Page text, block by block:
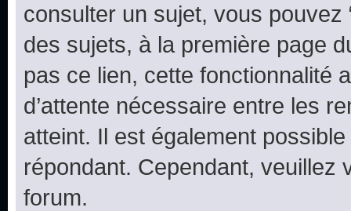
consulter un sujet, vous pouvez
des sujets, à la première page
pas ce lien, cette fonctionnalité
d’attente nécessaire entre les
atteint. Il est également
répondant. Cependant,
forum.